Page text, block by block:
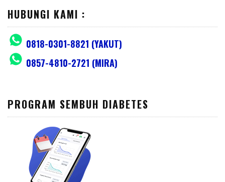
HUBUNGI KAMI :
0818-0301-8821 (YAKUT)
0857-4810-2721 (MIRA)
PROGRAM SEMBUH DIABETES